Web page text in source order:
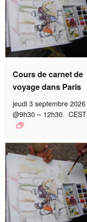
Cours de carnet de
voyage dans Paris
jeudi 3 septembre 2026
@9h30 – 12h30 CEST